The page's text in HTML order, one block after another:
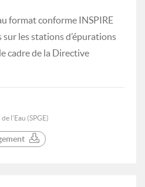
format conforme INSPIRE
les stations d’épurations
cadre de la Directive
l'Eau (SPGE)